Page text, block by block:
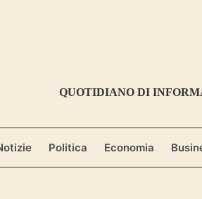
QUOTIDIANO DI
Politica Economia